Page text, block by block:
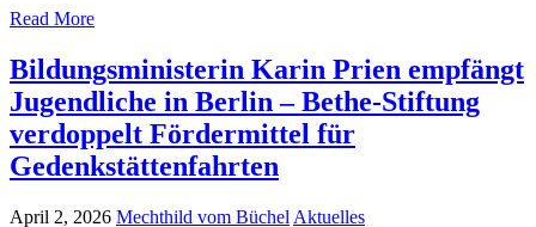
Read More
Bildungsministerin Karin Prien empfängt
Jugendliche in Berlin – Bethe-Stiftung
verdoppelt Fördermittel für
Gedenkstättenfahrten
April 2, 2026 Mechthild vom Büchel Aktuelles